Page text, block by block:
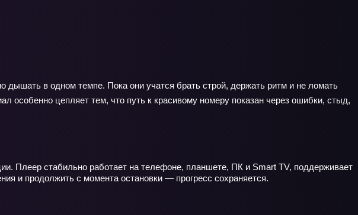
дышать в одном темпе. Пока они учатся брать строй, держать ритм и не ломать
цепляет тем, что путь к красивому номеру показан через ошибки, стыд,
Плеер стабильно работает на телефоне, планшете, ПК и Smart TV, поддерживает
и продолжить с момента остановки — прогресс сохраняется.